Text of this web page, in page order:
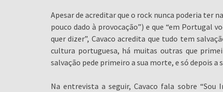
Apesar de acreditar que o rock nunca poderia ter
pouco dado à provocação”) e que “em Portugal
quer dizer”, Cavaco acredita que tudo tem
cultura portuguesa, há muitas outras que
salvação pede primeiro a sua morte, e só depois a
Na entrevista a seguir, Cavaco fala sobre “Sou